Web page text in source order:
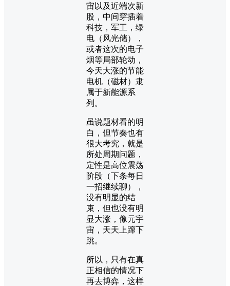
宙以及近端次新
股，中间穿插着
科技，军工，绿
电（风光储），
或者这次的电子
烟等局部轮动，
今天大涨的节能
电机（磁材）隶
属于新能源系
列。
虽说题材看的明
白，但节奏也有
很大考究，就是
所处周期问题，
定性是高位震荡
阶段（下条每日
一招继续聊），
没有明显的结
束，但也没有明
显大涨，像元宇
宙，天天上蹿下
跳。
所以，只有在真
正相信的情况下
再去博弈，这样